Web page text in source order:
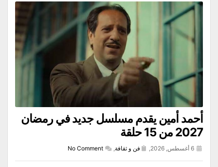
أحمد أمين يقدم مسلسل جديد في رمضان
2027 من 15 حلقة
فن و ثقافة,
No Comment